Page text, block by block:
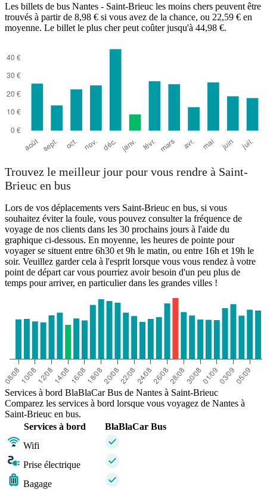
Les billets de bus Nantes - Saint-Brieuc les moins chers peuvent être
trouvés à partir de 8,98 € si vous avez de la chance, ou 22,59 € en
moyenne. Le billet le plus cher peut coûter jusqu'à 44,98 €.
Trouvez le meilleur jour pour vous rendre à Saint-
Brieuc en bus
Lors de vos déplacements vers Saint-Brieuc en bus, si vous
souhaitez éviter la foule, vous pouvez consulter la fréquence de
voyage de nos clients dans les 30 prochains jours à l'aide du
graphique ci-dessous. En moyenne, les heures de pointe pour
voyager se situent entre 6h30 et 9h le matin, ou entre 16h et 19h le
soir. Veuillez garder cela à l'esprit lorsque vous vous rendez à votre
point de départ car vous pourriez avoir besoin d'un peu plus de
temps pour arriver, en particulier dans les grandes villes !
Services à bord BlaBlaCar Bus de Nantes à Saint-Brieuc
Comparez les services à bord lorsque vous voyagez de Nantes à
Saint-Brieuc en bus.
Services à bord
BlaBlaCar Bus
Wifi
Prise électrique
Bagage